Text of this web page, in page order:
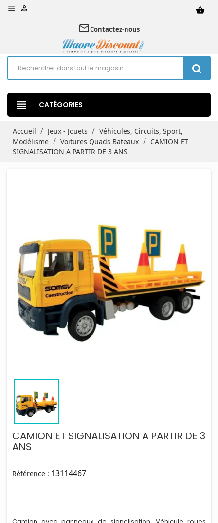
 shopping_basket

mail_outlineContactez-nous
view_headline CATÉGORIES
Accueil Jeux - Jouets
Véhicules, Circuits, Sport,
Modélisme
Voitures Quads Bateaux
CAMION ET
SIGNALISATION A PARTIR DE 3 ANS
CAMION ET SIGNALISATION A PARTIR DE 3
ANS
Référence : 13114467